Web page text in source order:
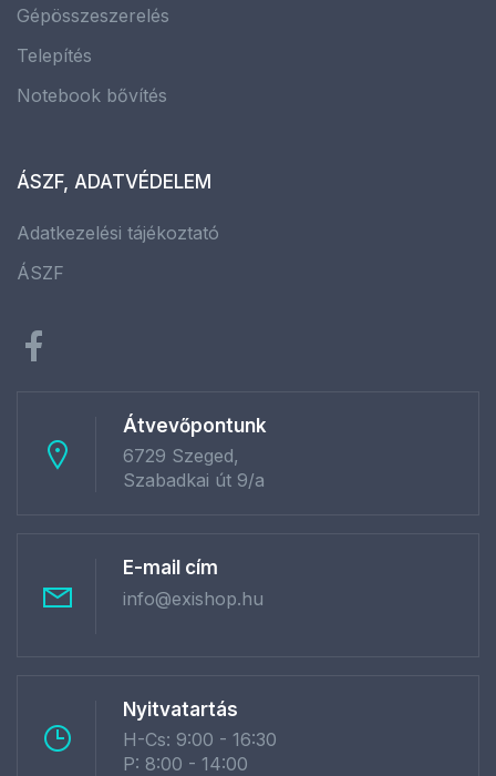
Gépösszeszerelés
Telepítés
Notebook bővítés
ÁSZF, ADATVÉDELEM
Adatkezelési tájékoztató
ÁSZF
Átvevőpontunk
6729 Szeged,
Szabadkai út 9/a
E-mail cím
info@exishop.hu
Nyitvatartás
H-Cs: 9:00 - 16:30
P: 8:00 - 14:00